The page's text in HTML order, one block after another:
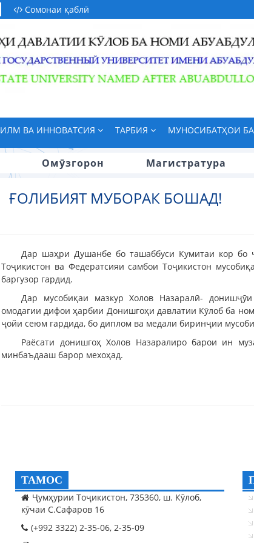
Сомонаи қаблӣ
ИЛМ ВА ИННОВАТСИЯ ТАРБИЯ МУНОСИБАТҲОИ
Омӯзгорон Магистратура
ҒОЛИБИЯТ МУБОРАК БОШАД!
Дар шаҳри Душанбе бо ташаббуси Кумитаи кор бо
Тоҷикистон ва Федератсияи самбои Тоҷикистон
баргузор гардид.
Дар мусобиқаи мазкур Холов Назаралӣ-
омодагии дифои ҳарбии Донишгоҳи давлатии Кӯлоб ба
ҷойи сеюм гардида, бо диплом ва медали биринҷии
Раёсати донишгоҳ Холов Назаралиро барои ин
минбаъдааш барор мехоҳад.
ТАМОС
Ҷумҳурии Тоҷикистон, 735360, ш. Кӯлоб,
кӯчаи С.Сафаров 16
(+992 3322) 2-35-06, 2-35-09